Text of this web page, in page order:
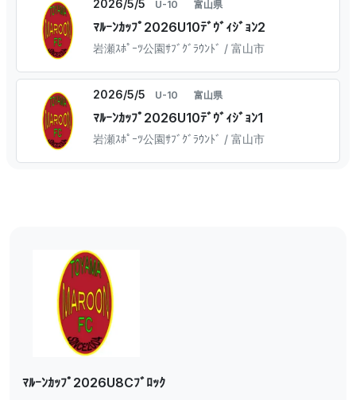
2026/5/5 U-10 富山県
ﾏﾙｰﾝｶｯﾌﾟ2026U10ﾃﾞｳﾞｨｼﾞｮﾝ2
岩瀬ｽﾎﾟｰﾂ公園ｻﾌﾞｸﾞﾗｳﾝﾄﾞ / 富山市
2026/5/5 U-10 富山県
ﾏﾙｰﾝｶｯﾌﾟ2026U10ﾃﾞｳﾞｨｼﾞｮﾝ1
岩瀬ｽﾎﾟｰﾂ公園ｻﾌﾞｸﾞﾗｳﾝﾄﾞ / 富山市
ﾏﾙｰﾝｶｯﾌﾟ2026U8Cﾌﾞﾛｯｸ